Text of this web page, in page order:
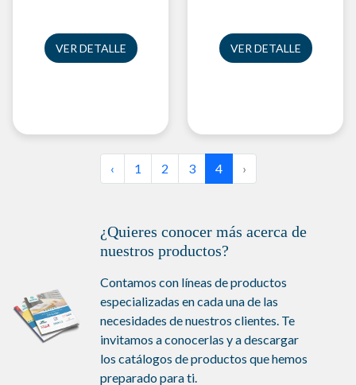
VER DETALLE VER DETALLE
‹ 1 2 3 4 ›
¿Quieres conocer más acerca de
nuestros productos?
Contamos con líneas de productos
especializadas en cada una de las
necesidades de nuestros clientes. Te
invitamos a conocerlas y a descargar
los catálogos de productos que hemos
preparado para ti.